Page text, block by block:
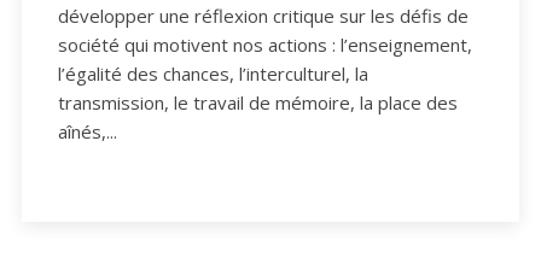
développer une réflexion critique sur les défis de
société qui motivent nos actions : l’enseignement,
l’égalité des chances, l’interculturel, la
transmission, le travail de mémoire, la place des
aînés,...